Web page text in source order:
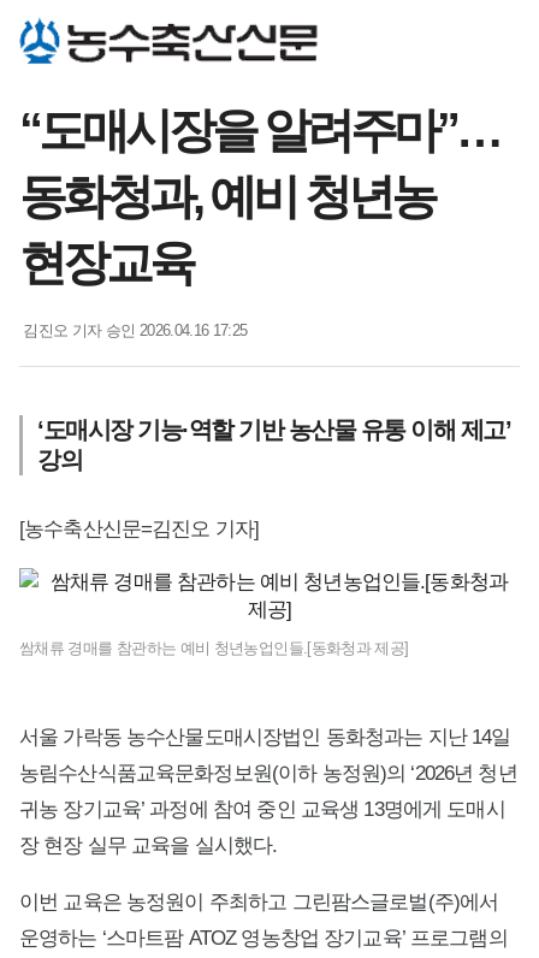
“도매시장을 알려주마”…
동화청과, 예비 청년농
현장교육
김진오 기자승인 2026.04.16 17:25
‘도매시장 기능·역할 기반 농산물 유통 이해 제고’
강의
[농수축산신문=김진오 기자]
쌈채류 경매를 참관하는 예비 청년농업인들.[동화청과 제공]
서울 가락동 농수산물도매시장법인 동화청과는 지난 14일
농림수산식품교육문화정보원(이하 농정원)의 ‘2026년 청년
귀농 장기교육’ 과정에 참여 중인 교육생 13명에게 도매시
장 현장 실무 교육을 실시했다.
이번 교육은 농정원이 주최하고 그린팜스글로벌(주)에서
운영하는 ‘스마트팜 ATOZ 영농창업 장기교육’ 프로그램의